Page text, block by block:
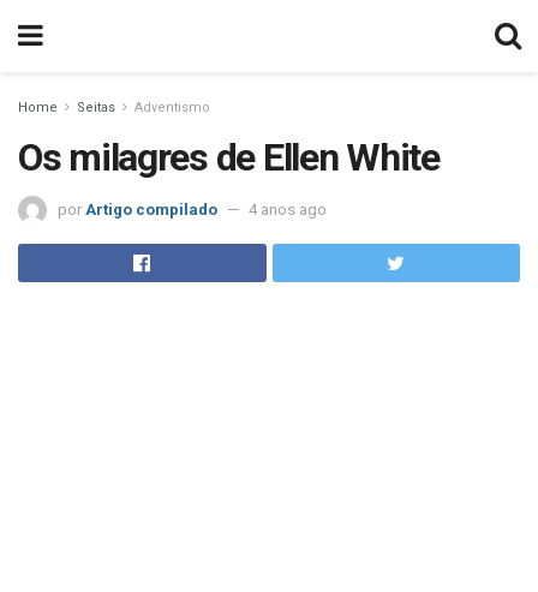
Home Seitas Adventismo
Os milagres de Ellen White
por Artigo compilado 4 anos ago